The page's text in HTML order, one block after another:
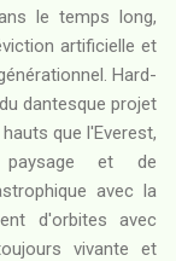
le temps long,
artificielle et
Hard-
dantesque projet
que l'Everest,
paysage et de
avec la
d'orbites avec
vivante et